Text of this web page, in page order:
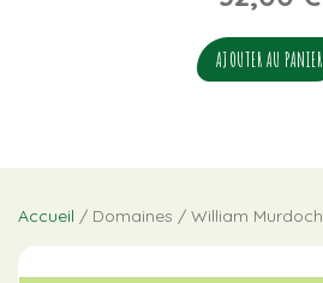
AJOUTER AU PANIER
Accueil / Domaines / William Murdoch